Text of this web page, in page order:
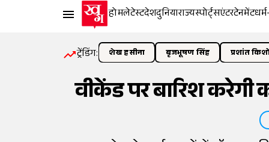
होमलेटेस्टदेशदुनियाराज्यस्पोर्ट्सएंटरटेनमेंट
ट्रेंडिंग: शेख हसीना बृजभूषण सिंह प्रशांत
वीकेंड पर बारिश करेगी